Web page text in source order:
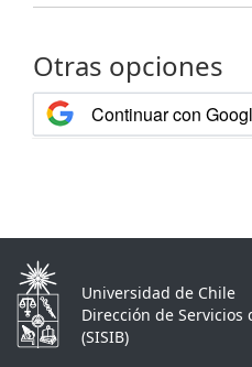
Otras opciones
Continuar con
Universidad de Chile
Dirección de
(SISIB)